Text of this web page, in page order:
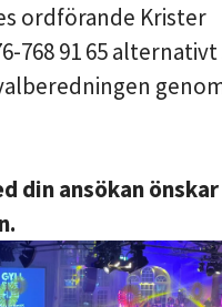
ordförande Krister
768 91 65
din ansökan önskar